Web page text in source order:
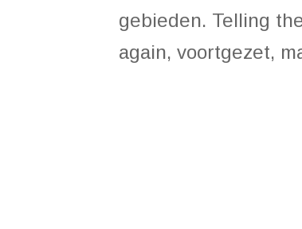
gebieden. Telling
again, voortgezet,